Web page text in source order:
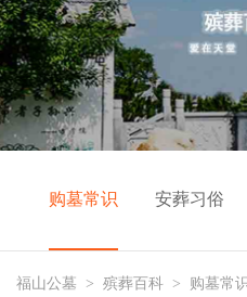
购墓常识 安葬习俗
福山公墓 > 殡葬百科 > 购墓常